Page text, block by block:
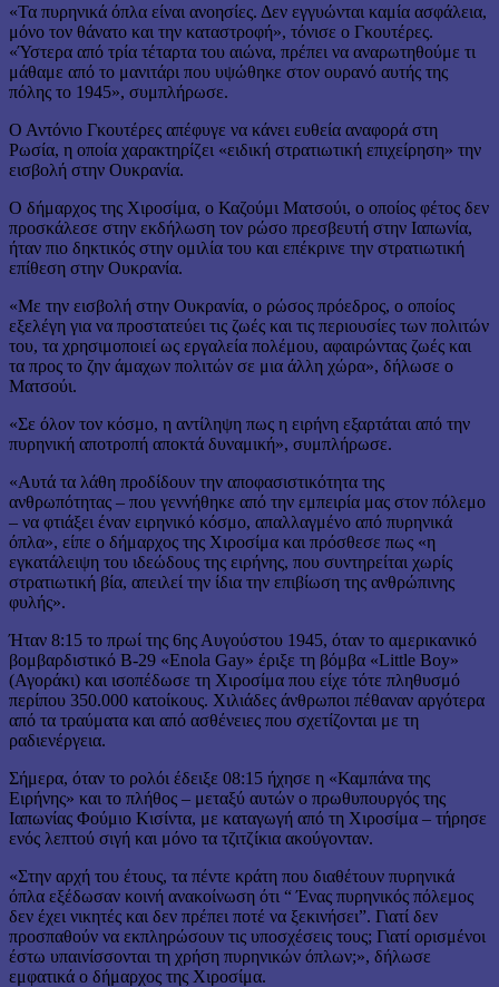
«Τα πυρηνικά όπλα είναι ανοησίες. Δεν εγγυώνται καμία ασφάλεια,
μόνο τον θάνατο και την καταστροφή», τόνισε ο Γκουτέρες.
«Ύστερα από τρία τέταρτα του αιώνα, πρέπει να αναρωτηθούμε τι
μάθαμε από το μανιτάρι που υψώθηκε στον ουρανό αυτής της
πόλης το 1945», συμπλήρωσε.
Ο Αντόνιο Γκουτέρες απέφυγε να κάνει ευθεία αναφορά στη
Ρωσία, η οποία χαρακτηρίζει «ειδική στρατιωτική επιχείρηση» την
εισβολή στην Ουκρανία.
Ο δήμαρχος της Χιροσίμα, ο Καζούμι Ματσούι, ο οποίος φέτος δεν
προσκάλεσε στην εκδήλωση τον ρώσο πρεσβευτή στην Ιαπωνία,
ήταν πιο δηκτικός στην ομιλία του και επέκρινε την στρατιωτική
επίθεση στην Ουκρανία.
«Με την εισβολή στην Ουκρανία, ο ρώσος πρόεδρος, ο οποίος
εξελέγη για να προστατεύει τις ζωές και τις περιουσίες των πολιτών
του, τα χρησιμοποιεί ως εργαλεία πολέμου, αφαιρώντας ζωές και
τα προς το ζην άμαχων πολιτών σε μια άλλη χώρα», δήλωσε ο
Ματσούι.
«Σε όλον τον κόσμο, η αντίληψη πως η ειρήνη εξαρτάται από την
πυρηνική αποτροπή αποκτά δυναμική», συμπλήρωσε.
«Αυτά τα λάθη προδίδουν την αποφασιστικότητα της
ανθρωπότητας – που γεννήθηκε από την εμπειρία μας στον πόλεμο
– να φτιάξει έναν ειρηνικό κόσμο, απαλλαγμένο από πυρηνικά
όπλα», είπε ο δήμαρχος της Χιροσίμα και πρόσθεσε πως «η
εγκατάλειψη του ιδεώδους της ειρήνης, που συντηρείται χωρίς
στρατιωτική βία, απειλεί την ίδια την επιβίωση της ανθρώπινης
φυλής».
Ήταν 8:15 το πρωί της 6ης Αυγούστου 1945, όταν το αμερικανικό
βομβαρδιστικό B-29 «Enola Gay» έριξε τη βόμβα «Little Boy»
(Αγοράκι) και ισοπέδωσε τη Χιροσίμα που είχε τότε πληθυσμό
περίπου 350.000 κατοίκους. Χιλιάδες άνθρωποι πέθαναν αργότερα
από τα τραύματα και από ασθένειες που σχετίζονται με τη
ραδιενέργεια.
Σήμερα, όταν το ρολόι έδειξε 08:15 ήχησε η «Καμπάνα της
Ειρήνης» και το πλήθος – μεταξύ αυτών ο πρωθυπουργός της
Ιαπωνίας Φούμιο Κισίντα, με καταγωγή από τη Χιροσίμα – τήρησε
ενός λεπτού σιγή και μόνο τα τζιτζίκια ακούγονταν.
«Στην αρχή του έτους, τα πέντε κράτη που διαθέτουν πυρηνικά
όπλα εξέδωσαν κοινή ανακοίνωση ότι “ Ένας πυρηνικός πόλεμος
δεν έχει νικητές και δεν πρέπει ποτέ να ξεκινήσει”. Γιατί δεν
προσπαθούν να εκπληρώσουν τις υποσχέσεις τους; Γιατί ορισμένοι
έστω υπαινίσσονται τη χρήση πυρηνικών όπλων;», δήλωσε
εμφατικά ο δήμαρχος της Χιροσίμα.